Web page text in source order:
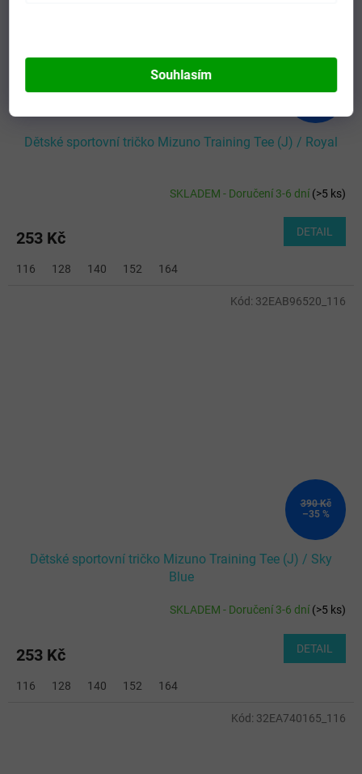
Souhlasím
Dětské sportovní tričko Mizuno Training Tee (J) / Royal
SKLADEM - Doručení 3-6 dní(>5 ks)
253 Kč DETAIL
116 128 140 152 164
390 Kč
–35 %
Dětské sportovní tričko Mizuno Training Tee (J) / Sky
Blue
SKLADEM - Doručení 3-6 dní(>5 ks)
253 Kč DETAIL
116 128 140 152 164
Kód: 32EAB96520_116
Kód: 32EA740165_116